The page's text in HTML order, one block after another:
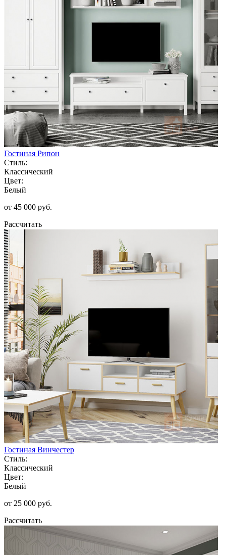
Гостиная Рипон
Стиль:
Классический
Цвет:
Белый
от 45 000 руб.
Рассчитать
Гостиная Винчестер
Стиль:
Классический
Цвет:
Белый
от 25 000 руб.
Рассчитать